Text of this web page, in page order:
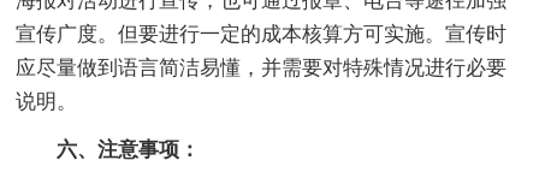
宣传广度。但要进行一定的成本核算方可实施。宣传时
应尽量做到语言简洁易懂，并需要对特殊情况进行必要
说明。
六、注意事项：